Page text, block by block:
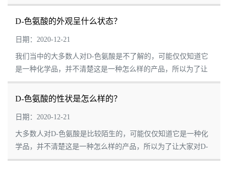
精氨酸有更多的了解，小编今天简单的整理了一些关于它的信
息，有兴趣的朋友可以一起来了解一下。D-...
D-色氨酸的外观呈什么状态？
日期：2020-12-21
我们当中的大多数人对D-色氨酸是不了解的，可能仅仅知道它
是一种化学品，并不清楚这是一种怎么样的产品，所以为了让
大家对D-色氨酸有更多的了解，小编今天简单的整理了一些关
于它的信息，有兴趣的朋友可以一起来了解...
D-色氨酸的性状是怎么样的？
日期：2020-12-21
大多数人对D-色氨酸是比较陌生的，可能仅仅知道它是一种化
学品，并不清楚这是一种怎么样的产品，所以为了让大家对D-
色氨酸有更多的了解，小编今天简单的整理了一些关于它的信